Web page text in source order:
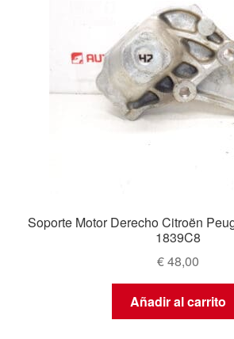
Soporte Motor Derecho Citroën
1839C8
€48,00
Añadir al carrito